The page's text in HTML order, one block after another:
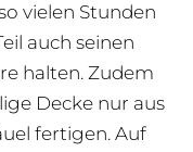
vielen Stunden
auch seinen
halten. Zudem
Decke nur aus
fertigen. Auf